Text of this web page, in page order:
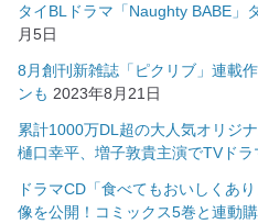
タイBLドラマ「Naughty BABE」
月5日
8月創刊新雑誌「ピクリブ」連載
ンも 2023年8月21日
累計1000万DL超の大人気オリジ
樋口幸平、増子敦貴主演でTVドラ
ドラマCD「食べてもおいしくあ
像を公開！コミックス5巻と連動